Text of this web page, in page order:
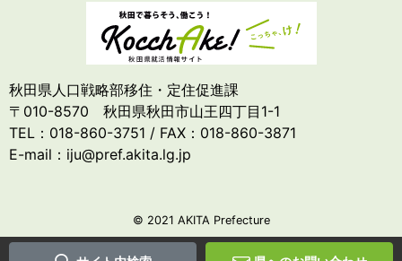
秋田県人口戦略部移住・定住促進課
〒010-8570 秋田県秋田市山王四丁目1-1
TEL：018-860-3751 / FAX：018-860-3871
E-mail：iju@pref.akita.lg.jp
© 2021 AKITA Prefecture